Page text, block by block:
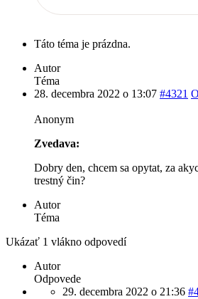
Táto téma je prázdna.
Autor
Téma
28. decembra 2022 o 13:07 #4321
Anonym
Zvedava:
Dobry den, chcem sa opytat, za
trestný čin?
Autor
Téma
Ukázať 1 vlákno odpovedí
Autor
Odpovede
29. decembra 2022 o 21:36